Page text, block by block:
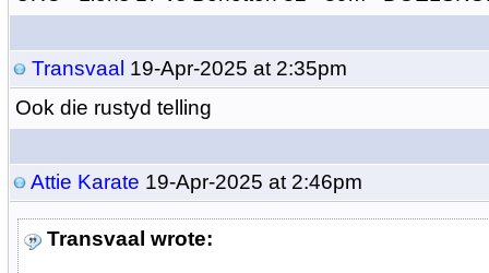
Transvaal 19-Apr-2025 at 2:35pm
Ook die rustyd telling
Attie Karate 19-Apr-2025 at 2:46pm
Transvaal wrote: